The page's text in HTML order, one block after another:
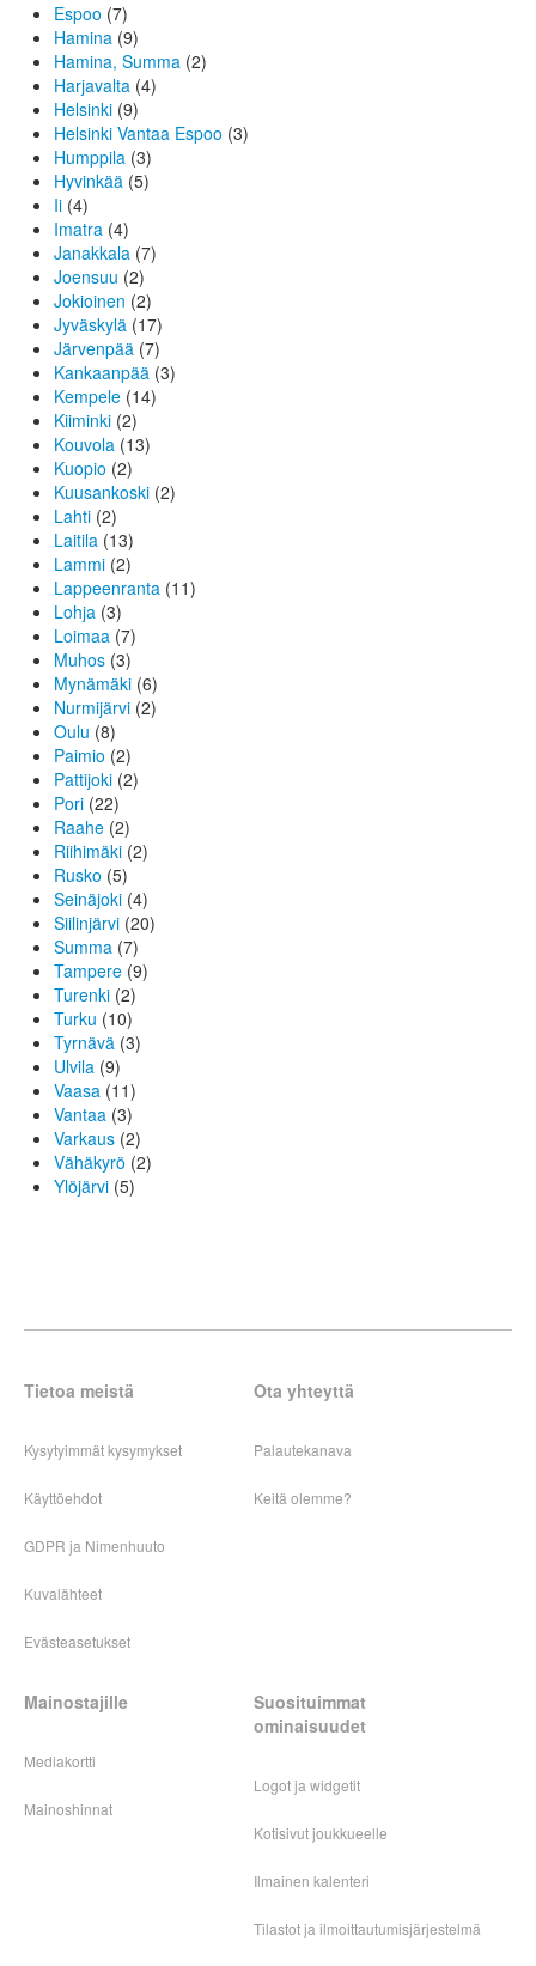
Espoo (7)
Hamina (9)
Hamina, Summa (2)
Harjavalta (4)
Helsinki (9)
Helsinki Vantaa Espoo (3)
Humppila (3)
Hyvinkää (5)
Ii (4)
Imatra (4)
Janakkala (7)
Joensuu (2)
Jokioinen (2)
Jyväskylä (17)
Järvenpää (7)
Kankaanpää (3)
Kempele (14)
Kiiminki (2)
Kouvola (13)
Kuopio (2)
Kuusankoski (2)
Lahti (2)
Laitila (13)
Lammi (2)
Lappeenranta (11)
Lohja (3)
Loimaa (7)
Muhos (3)
Mynämäki (6)
Nurmijärvi (2)
Oulu (8)
Paimio (2)
Pattijoki (2)
Pori (22)
Raahe (2)
Riihimäki (2)
Rusko (5)
Seinäjoki (4)
Siilinjärvi (20)
Summa (7)
Tampere (9)
Turenki (2)
Turku (10)
Tyrnävä (3)
Ulvila (9)
Vaasa (11)
Vantaa (3)
Varkaus (2)
Vähäkyrö (2)
Ylöjärvi (5)
Tietoa meistä
Kysytyimmät kysymykset
Käyttöehdot
GDPR ja Nimenhuuto
Kuvalähteet
Evästeasetukset
Ota yhteyttä
Palautekanava
Keitä olemme?
Mainostajille
Mediakortti
Mainoshinnat
Suosituimmat
ominaisuudet
Logot ja widgetit
Kotisivut joukkueelle
Ilmainen kalenteri
Tilastot ja ilmoittautumisjärjestelmä